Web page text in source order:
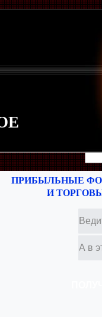
ПРИБЫЛЬНЫЕ
И